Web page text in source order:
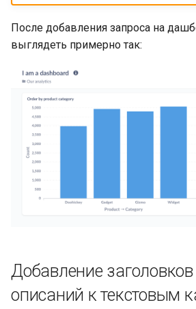
После добавления запроса на
выглядеть примерно так:
Добавление
описаний к текстовым